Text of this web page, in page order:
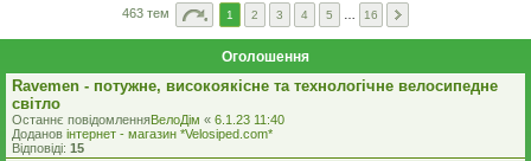
463 тем 1 2 3 4 5 16
Оголошення
Ravemen - потужне, високоякісне та технологічне велосипедне
світло
Останнє повідомленняВелоДім « 6.1.23 11:40
Доданов iнтернет - магазин *Velosiped.com*
Відповіді: 15